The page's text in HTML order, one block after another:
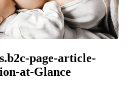
page-article-
at-Glance